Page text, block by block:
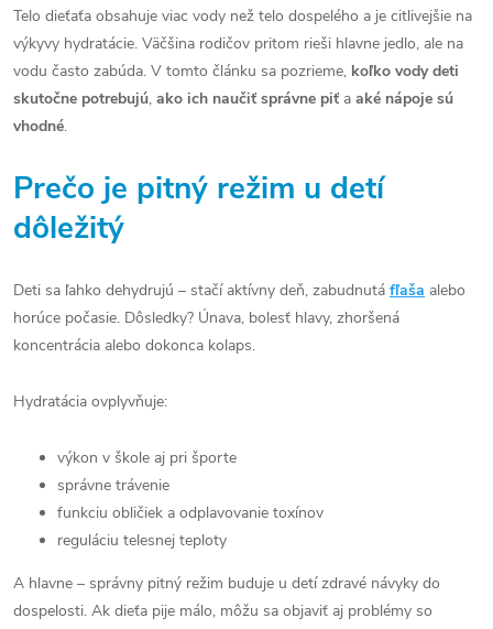
Telo dieťaťa obsahuje viac vody než telo dospelého a je citlivejšie na
výkyvy hydratácie. Väčšina rodičov pritom rieši hlavne jedlo, ale na
vodu často zabúda. V tomto článku sa pozrieme, koľko vody deti
skutočne potrebujú, ako ich naučiť správne piť a aké nápoje sú
vhodné.
Prečo je pitný režim u detí
dôležitý
Deti sa ľahko dehydrujú – stačí aktívny deň, zabudnutá fľaša alebo
horúce počasie. Dôsledky? Únava, bolesť hlavy, zhoršená
koncentrácia alebo dokonca kolaps.
Hydratácia ovplyvňuje:
výkon v škole aj pri športe
správne trávenie
funkciu obličiek a odplavovanie toxínov
reguláciu telesnej teploty
A hlavne – správny pitný režim buduje u detí zdravé návyky do
dospelosti. Ak dieťa pije málo, môžu sa objaviť aj problémy so